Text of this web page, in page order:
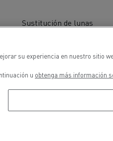
Sustitución de lunas
su experiencia en nuestro sitio
u obtenga más información